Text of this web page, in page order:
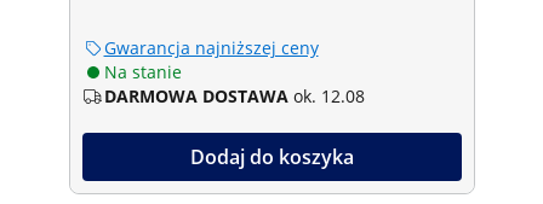
Gwarancja najniższej ceny
Na stanie
DARMOWA DOSTAWA ok. 12.08
Dodaj do koszyka